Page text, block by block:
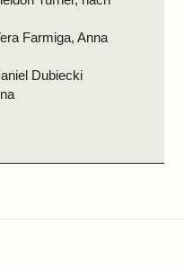
Farmiga, Anna
Dubiecki